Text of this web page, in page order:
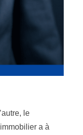
le
a à